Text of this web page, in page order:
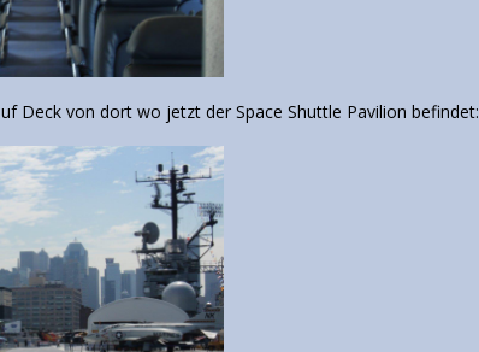
Deck von dort wo jetzt der Space Shuttle Pavilion befindet: